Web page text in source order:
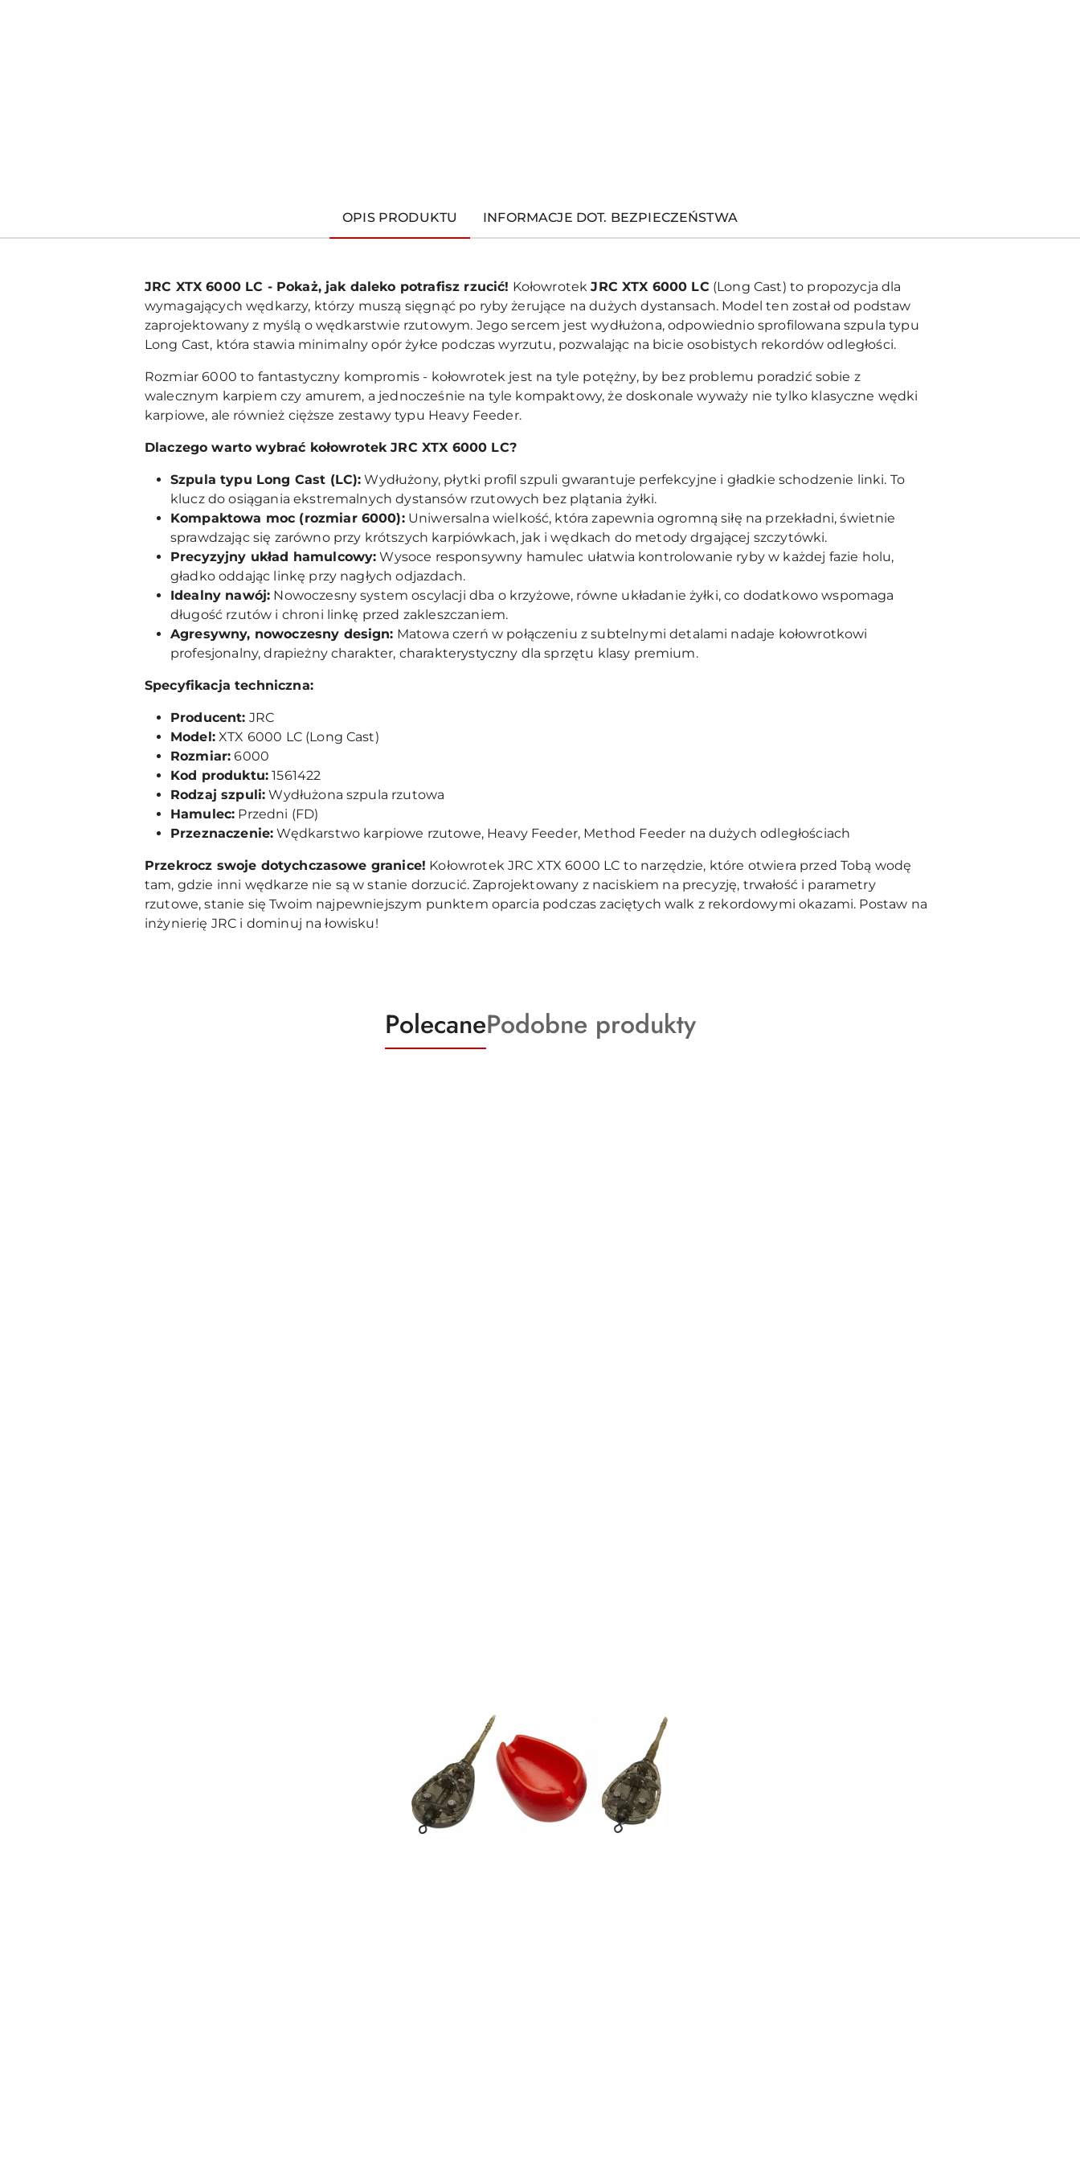
OPIS PRODUKTU INFORMACJE DOT. BEZPIECZEŃSTWA
JRC XTX 6000 LC - Pokaż, jak daleko potrafisz rzucić! KołowrotekJRC XTX 6000 LC (Long Cast) to propozycja dla
wymagających wędkarzy, którzy muszą sięgnąć po ryby żerujące na dużych dystansach. Model ten został od podstaw
zaprojektowany z myślą o wędkarstwie rzutowym. Jego sercem jest wydłużona, odpowiednio sprofilowana szpula typu
Long Cast, która stawia minimalny opór żyłce podczas wyrzutu, pozwalając na bicie osobistych rekordów odległości.
Rozmiar 6000 to fantastyczny kompromis - kołowrotek jest na tyle potężny, by bez problemu poradzić sobie z
walecznym karpiem czy amurem, a jednocześnie na tyle kompaktowy, że doskonale wyważy nie tylko klasyczne wędki
karpiowe, ale również cięższe zestawy typu Heavy Feeder.
Dlaczego warto wybrać kołowrotek JRC XTX 6000 LC?
Szpula typu Long Cast (LC): Wydłużony, płytki profil szpuli gwarantuje perfekcyjne i gładkie schodzenie linki. To
klucz do osiągania ekstremalnych dystansów rzutowych bez plątania żyłki.
Kompaktowa moc (rozmiar 6000):Uniwersalna wielkość, która zapewnia ogromną siłę na przekładni, świetnie
sprawdzając się zarówno przy krótszych karpiówkach, jak i wędkach do metody drgającej szczytówki.
Precyzyjny układ hamulcowy: Wysoce responsywny hamulec ułatwia kontrolowanie ryby w każdej fazie holu,
gładko oddając linkę przy nagłych odjazdach.
Idealny nawój: Nowoczesny system oscylacji dba o krzyżowe, równe układanie żyłki, co dodatkowo wspomaga
długość rzutów i chroni linkę przed zakleszczaniem.
Agresywny, nowoczesny design: Matowa czerń w połączeniu z subtelnymi detalami nadaje kołowrotkowi
profesjonalny, drapieżny charakter, charakterystyczny dla sprzętu klasy premium.
Specyfikacja techniczna:
Producent: JRC
Model:XTX 6000 LC (Long Cast)
Rozmiar: 6000
Kod produktu: 1561422
Rodzaj szpuli: Wydłużona szpula rzutowa
Hamulec: Przedni (FD)
Przeznaczenie: Wędkarstwo karpiowe rzutowe, Heavy Feeder, Method Feeder na dużych odległościach
Przekrocz swoje dotychczasowe granice! Kołowrotek JRC XTX 6000 LC to narzędzie, które otwiera przed Tobą wodę
tam, gdzie inni wędkarze nie są w stanie dorzucić. Zaprojektowany z naciskiem na precyzję, trwałość i parametry
rzutowe, stanie się Twoim najpewniejszym punktem oparcia podczas zaciętych walk z rekordowymi okazami. Postaw na
inżynierię JRC i dominuj na łowisku!
Produkty
o
PolecaneProdukty
o
Podobne produkty